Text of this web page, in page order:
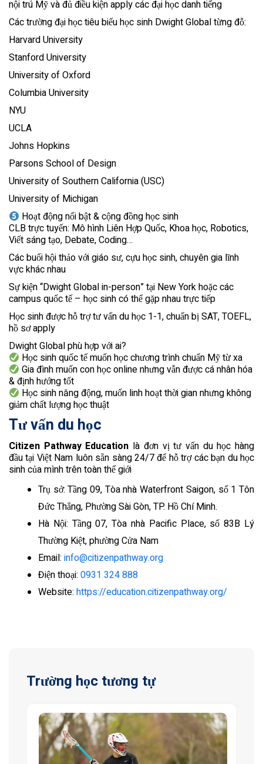
nội trú Mỹ và đủ điều kiện apply các đại học danh tiếng
Các trường đại học tiêu biểu học sinh Dwight Global từng đỗ:
Harvard University
Stanford University
University of Oxford
Columbia University
NYU
UCLA
Johns Hopkins
Parsons School of Design
University of Southern California (USC)
University of Michigan
Hoạt động nổi bật & cộng đồng học sinh
CLB trực tuyến: Mô hình Liên Hợp Quốc, Khoa học, Robotics,
Viết sáng tạo, Debate, Coding…
Các buổi hội thảo với giáo sư, cựu học sinh, chuyên gia lĩnh
vực khác nhau
Sự kiện “Dwight Global in-person” tại New York hoặc các
campus quốc tế – học sinh có thể gặp nhau trực tiếp
Học sinh được hỗ trợ tư vấn du học 1-1, chuẩn bị SAT, TOEFL,
hồ sơ apply
Dwight Global phù hợp với ai?
Học sinh quốc tế muốn học chương trình chuẩn Mỹ từ xa
Gia đình muốn con học online nhưng vẫn được cá nhân hóa
& định hướng tốt
Học sinh năng động, muốn linh hoạt thời gian nhưng không
giảm chất lượng học thuật
Tư vấn du học
Citizen Pathway Education là đơn vị tư vấn du học hàng
đầu tại Việt Nam luôn sẵn sàng 24/7 để hỗ trợ các bạn du học
sinh của mình trên toàn thế giới
Trụ sở: Tầng 09, Tòa nhà Waterfront Saigon, số 1 Tôn
Đức Thắng, Phường Sài Gòn, TP. Hồ Chí Minh.
Hà Nội: Tầng 07, Tòa nhà Pacific Place, số 83B Lý
Thường Kiệt, phường Cửa Nam
Email: info@citizenpathway.org
Điện thoại: 0931 324 888
Website: https://education.citizenpathway.org/
Trường học tương tự